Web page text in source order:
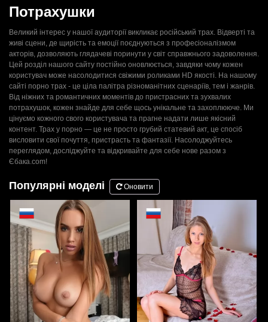
Потрахушки
Великий інтерес у нашої аудиторії викликає російський трах. Відверті та
живі сцени, де щирість та емоції поєднуються з професіоналізмом
акторів, дозволяють глядачеві поринути у світ справжнього задоволення.
Цей розділ нашого сайту постійно оновлюється, завдяки чому кожен
користувач може насолодитися свіжими роликами HD якості. На нашому
сайті порно трах - це ціла палітра різноманітних сценаріїв, тем і жанрів.
Від ніжних та романтичних моментів до пристрасних та зухвалих
потрахушок, кожен знайде для себе щось унікальне та захоплююче. Ми
цінуємо кожного свого користувача та прагне надати лише якісний
контент. Трах у порно — це не просто грубий статевий акт, це спосіб
висловити свої почуття, пристрасть та фантазії. Насолоджуйтесь
переглядом, досліджуйте та відкривайте для себе нове разом з
Єбака.com!
Популярні моделі Оновити